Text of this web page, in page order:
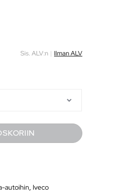
Sis. ALV:n | Ilman ALV
autoihin Iveco